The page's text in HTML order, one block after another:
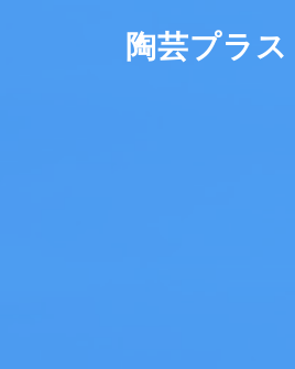
陶芸プラス